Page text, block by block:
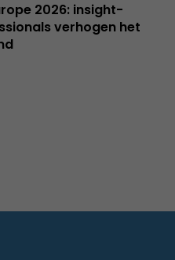
2026: insight-
verhogen het